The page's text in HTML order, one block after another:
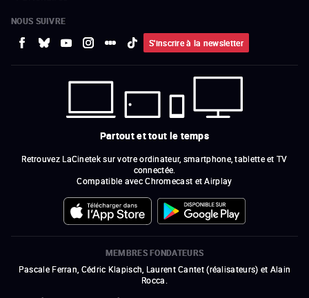
NOUS SUIVRE
S'inscrire à la newsletter
Partout et tout le temps
Retrouvez LaCinetek sur votre ordinateur, smartphone, tablette et TV
connectée.
Compatible avec Chromecast et Airplay
MEMBRES FONDATEURS
Pascale Ferran, Cédric Klapisch, Laurent Cantet (réalisateurs) et Alain
Rocca.